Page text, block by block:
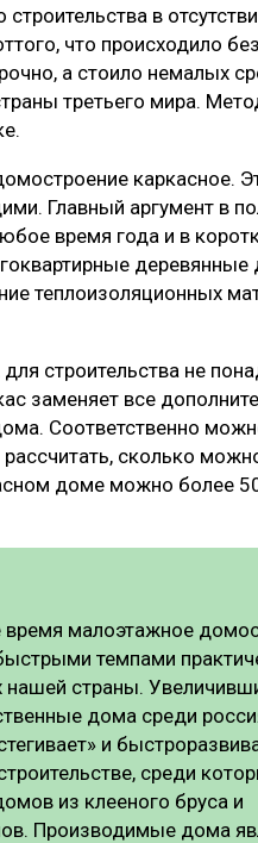
в
что происходило
а стоило немалых
третьего мира.
каркасное.
Главный аргумент в
время года и в
деревянные
теплоизоляционных
строительства не
заменяет все
Соответственно
сколько
доме можно более
время малоэтажное
темпами
нашей страны.
дома среди
и
среди
из клееного бруса и
Производимые дома